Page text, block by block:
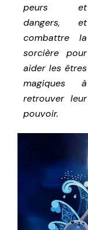
peurs et
dangers, et
combattre la
sorcière pour
aider les êtres
magiques à
retrouver leur
pouvoir.